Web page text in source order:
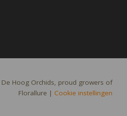
Hoog Orchids, proud growers of
Florallure | Cookie instellingen